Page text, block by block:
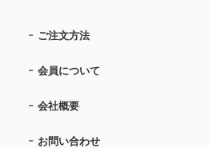
ご注文方法
会員について
会社概要
お問い合わせ